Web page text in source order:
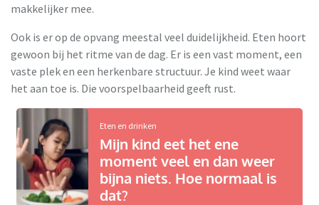
makkelijker mee.
Ook is er op de opvang meestal veel duidelijkheid. Eten hoort
gewoon bij het ritme van de dag. Er is een vast moment, een
vaste plek en een herkenbare structuur. Je kind weet waar
het aan toe is. Die voorspelbaarheid geeft rust.
Eten en drinken
Mijn kind eet het ene
moment veel en dan weer
bijna niets. Hoe normaal is
dat?